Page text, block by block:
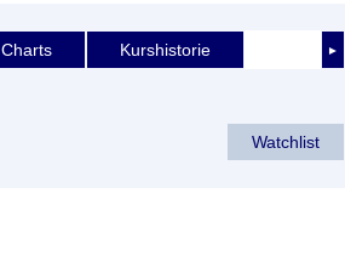
►
Charts Kurshistorie
Watchlist